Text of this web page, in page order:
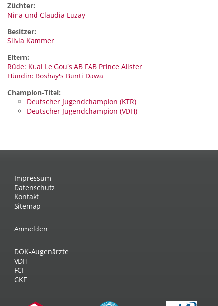
Züchter:
Nina und Claudia Luzay
Besitzer:
Silvia Kammer
Eltern:
Rüde: Kuai Le Gou's AB FAB Prince Alister
Hündin: Boshay's Bunti Dawa
Champion-Titel:
Deutscher Jugendchampion (KTR)
Deutscher Jugendchampion (VDH)
Impressum
Datenschutz
Kontakt
Sitemap
Anmelden
DOK-Augenärzte
VDH
FCI
GKF